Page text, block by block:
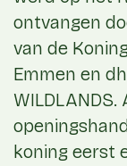
ontvangen
van de
Emmen en
koning eerst